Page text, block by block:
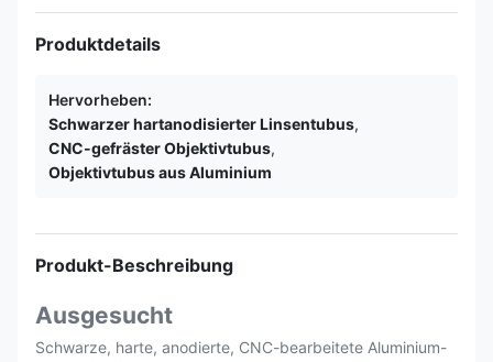
Produktdetails
Hervorheben:
Schwarzer hartanodisierter Linsentubus,
CNC-gefräster Objektivtubus,
Objektivtubus aus Aluminium
Produkt-Beschreibung
Ausgesucht
Schwarze, harte, anodierte, CNC-bearbeitete Aluminium-